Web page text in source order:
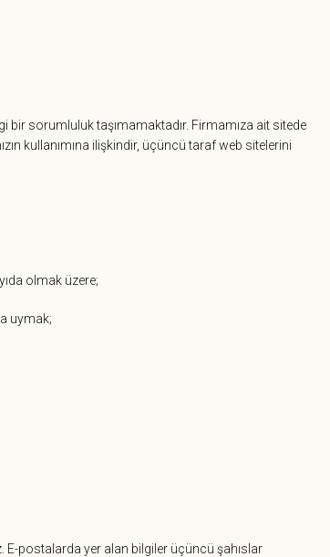
bir sorumluluk taşımamaktadır. Firmamıza ait sitede
kullanımına ilişkindir, üçüncü taraf web sitelerini
olmak üzere;
uymak;
E-postalarda yer alan bilgiler üçüncü şahıslar